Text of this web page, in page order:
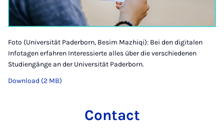
Foto (Universität Paderborn, Besim Mazhiqi): Bei den digitalen
Infotagen erfahren Interessierte alles über die verschiedenen
Studiengänge an der Universität Paderborn.
Download (2 MB)
Contact